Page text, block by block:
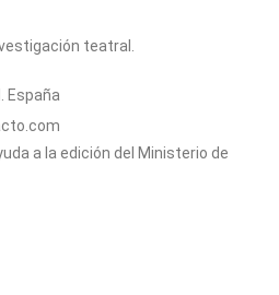
teatral.
España
a la edición del Ministerio de